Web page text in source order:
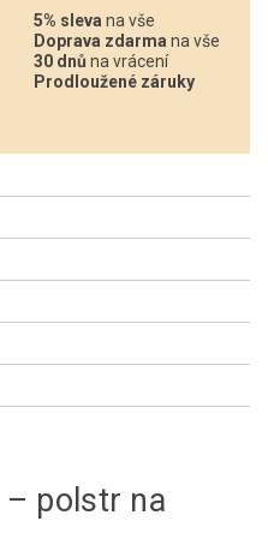
5% sleva na vše
Doprava zdarma na vše
30 dnů na vrácení
Prodloužené záruky
– polstr na